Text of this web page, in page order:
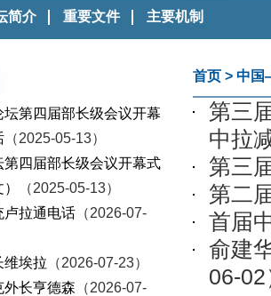
简介 重要文件 主要机制
第四届部长级会议开幕
（2025-05-13）
四届部长级会议开幕式
（2025-05-13）
卢拉通电话 （2026-07-
维埃拉 （2026-07-23）
外长亨德森 （2026-07-
首页 > 中国
第三
中拉
第三
第二
首届
俞建
06-02